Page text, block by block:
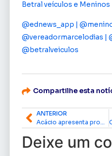
Betral veículos e Meninos
@ednews_app |
@vereadormarcelodias |
@betralveiculos
Compartilhe esta
ANTERIOR
Acácio apresenta proposição que beneficia portadores de deficiência
Deixe um